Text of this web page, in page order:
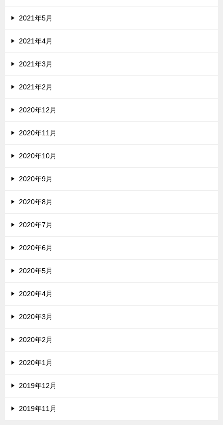
2021年5月
2021年4月
2021年3月
2021年2月
2020年12月
2020年11月
2020年10月
2020年9月
2020年8月
2020年7月
2020年6月
2020年5月
2020年4月
2020年3月
2020年2月
2020年1月
2019年12月
2019年11月